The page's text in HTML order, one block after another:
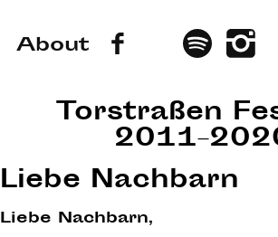
About
Torstraßen
Liebe Nachbarn
Liebe Nachbarn,